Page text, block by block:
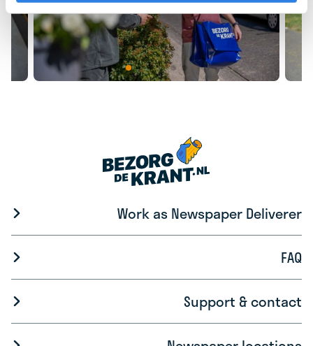
Work as Newspaper Deliverer
FAQ
Support & contact